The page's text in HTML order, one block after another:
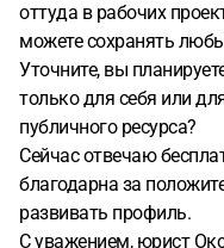
оттуда в рабочих
можете сохранять
Уточните, вы
только для себя или
публичного ресурса?
Сейчас отвечаю
благодарна за
развивать профиль.
С уважением, юрист